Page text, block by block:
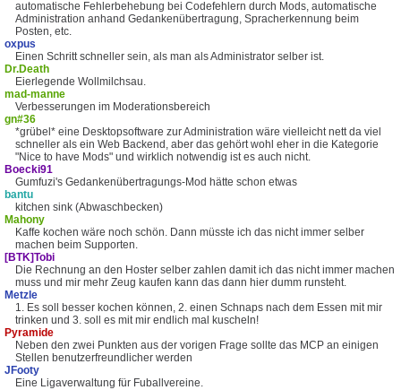
automatische Fehlerbehebung bei Codefehlern durch Mods, automatische
Administration anhand Gedankenübertragung, Spracherkennung beim
Posten, etc.
oxpus
Einen Schritt schneller sein, als man als Administrator selber ist.
Dr.Death
Eierlegende Wollmilchsau.
mad-manne
Verbesserungen im Moderationsbereich
gn#36
*grübel* eine Desktopsoftware zur Administration wäre vielleicht nett da viel
schneller als ein Web Backend, aber das gehört wohl eher in die Kategorie
"Nice to have Mods" und wirklich notwendig ist es auch nicht.
Boecki91
Gumfuzi's Gedankenübertragungs-Mod hätte schon etwas
bantu
kitchen sink (Abwaschbecken)
Mahony
Kaffe kochen wäre noch schön. Dann müsste ich das nicht immer selber
machen beim Supporten.
[BTK]Tobi
Die Rechnung an den Hoster selber zahlen damit ich das nicht immer machen
muss und mir mehr Zeug kaufen kann das dann hier dumm runsteht.
Metzle
1. Es soll besser kochen können, 2. einen Schnaps nach dem Essen mit mir
trinken und 3. soll es mit mir endlich mal kuscheln!
Pyramide
Neben den zwei Punkten aus der vorigen Frage sollte das MCP an einigen
Stellen benutzerfreundlicher werden
JFooty
Eine Ligaverwaltung für Fuballvereine.